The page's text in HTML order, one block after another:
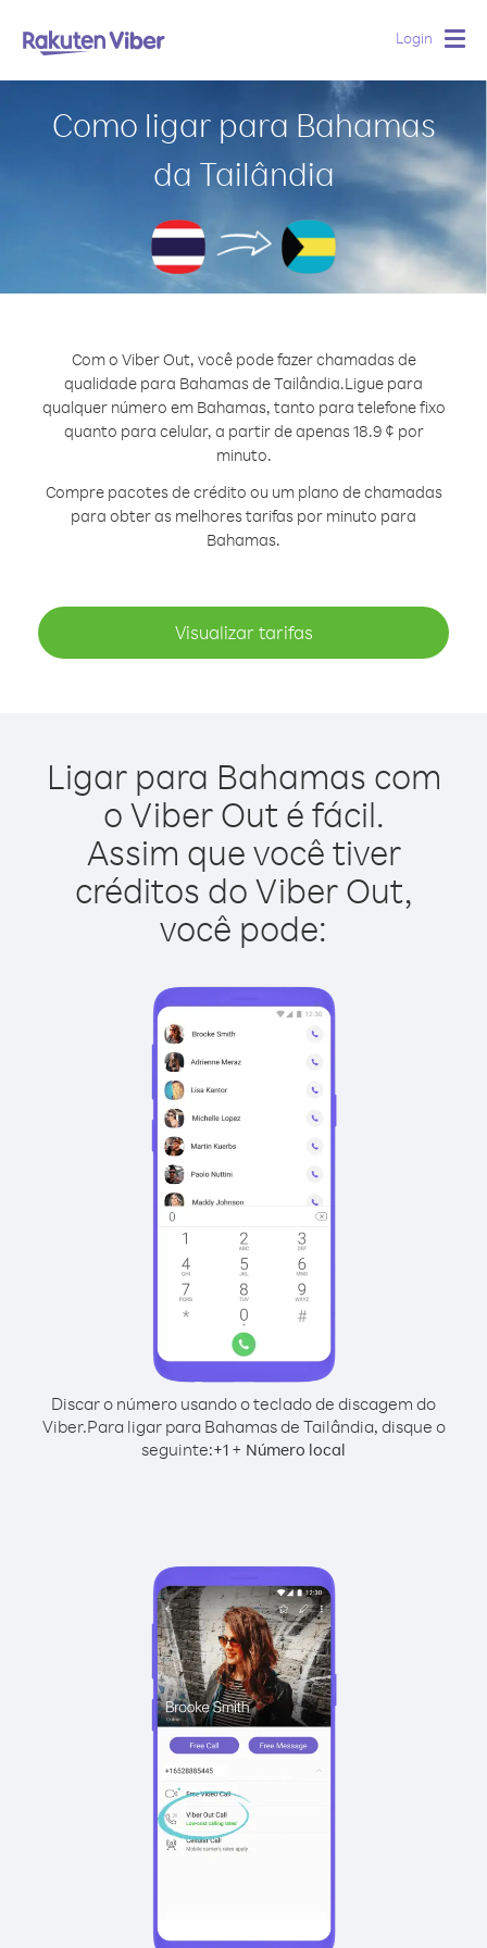
Login
Como ligar para Bahamas
da Tailândia
Com o Viber Out, você pode fazer chamadas de
qualidade para Bahamas de Tailândia.Ligue para
qualquer número em Bahamas, tanto para telefone fixo
quanto para celular, a partir de apenas 18.9 ¢ por
minuto.
Compre pacotes de crédito ou um plano de chamadas
para obter as melhores tarifas por minuto para
Bahamas.
Visualizar tarifas
Ligar para Bahamas com
o Viber Out é fácil.
Assim que você tiver
créditos do Viber Out,
você pode:
Discar o número usando o teclado de discagem do
Viber.Para ligar para Bahamas de Tailândia, disque o
seguinte:+1 + Número local